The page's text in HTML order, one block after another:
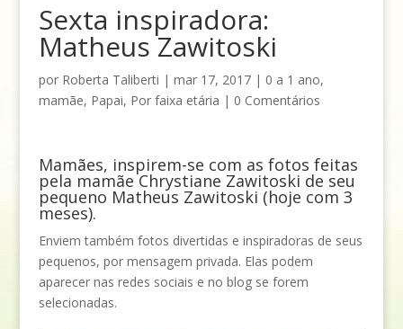
Sexta inspiradora:
Matheus Zawitoski
por Roberta Taliberti | mar 17, 2017| 0 a 1 ano,
mamãe, Papai, Por faixa etária | 0 Comentários
Mamães, inspirem-se com as fotos feitas
pela mamãe Chrystiane Zawitoski de seu
pequeno Matheus Zawitoski (hoje com 3
meses).
Enviem também fotos divertidas e inspiradoras de seus
pequenos, por mensagem privada. Elas podem
aparecer nas redes sociais e no blog se forem
selecionadas.